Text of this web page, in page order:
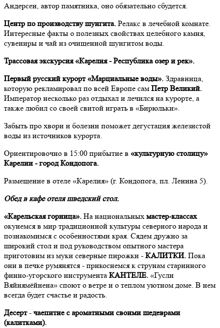
Андерсен, автор памятника, оно обязательно сбудется.
Центр по производству шунгита. Релакс в лечебной комнате.
Интересные факты о полезных свойствах целебного камня,
сувениры и чай из очищенной шунгитом воды.
Трассовая экскурсия «Карелия - Республика озер и рек».
Первый русский курорт «Марциальные воды». Здравница,
которую рекламировал по всей Европе сам Петр Великий.
Император несколько раз отдыхал и лечился на курорте, а
также любил со своей свитой играть в «Бирюльки».
Забыть про хвори и болезни поможет дегустация железистой
воды из источников курорта.
Ориентировочно в 15:00 прибытие в «культурную столицу»
Карелии - город Кондопога.
Размещение в отеле «Карелия» (г. Кондопога, пл. Ленина 5).
Обед в кафе отеля шведский стол.
«Карельская горница». На национальных мастер-классах
окунемся в мир традиционной культуры северного народа и
познакомимся с особенностями края. Сядем дружно за
широкий стол и под руководством опытного мастера
приготовим из муки северные пирожки - КАЛИТКИ. Пока
они в печке румянятся - прикоснемся к струнам старинного
финно-угорского инструмента КАНТЕЛЕ. «Гусли
Вяйнямёйнена» споют о ветре и о теплом уютном доме. В нем
всегда будет счастье и радость.
Десерт- чаепитие с ароматными своими шедеврами
(калитками).